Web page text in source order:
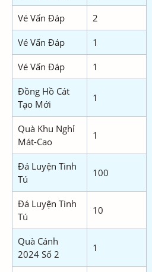
Vé Vấn Đáp 2
Vé Vấn Đáp 1
Vé Vấn Đáp 1
Đồng Hồ Cát
Tạo Mới
1
Quà Khu Nghỉ
Mát-Cao
1
Đá Luyện Tinh
Tú
100
Đá Luyện Tinh
Tú
10
Quà Cánh
2024 Số 2
1